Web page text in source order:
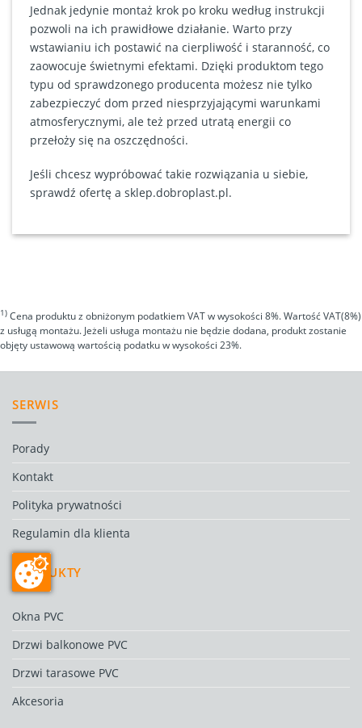
Jednak jedynie montaż krok po kroku według instrukcji
pozwoli na ich prawidłowe działanie. Warto przy
wstawianiu ich postawić na cierpliwość i staranność, co
zaowocuje świetnymi efektami. Dzięki produktom tego
typu od sprawdzonego producenta możesz nie tylko
zabezpieczyć dom przed niesprzyjającymi warunkami
atmosferycznymi, ale też przed utratą energii co
przełoży się na oszczędności.
Jeśli chcesz wypróbować takie rozwiązania u siebie,
sprawdź ofertę a sklep.dobroplast.pl.
1) Cena produktu z obniżonym podatkiem VAT w wysokości 8%. Wartość VAT(8%)
z usługą montażu. Jeżeli usługa montażu nie będzie dodana, produkt zostanie
objęty ustawową wartością podatku w wysokości 23%.
SERWIS
Porady
Kontakt
Polityka prywatności
Regulamin dla klienta
PRODUKTY
Okna PVC
Drzwi balkonowe PVC
Drzwi tarasowe PVC
Akcesoria